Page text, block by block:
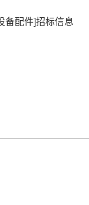
备配件]招标信息